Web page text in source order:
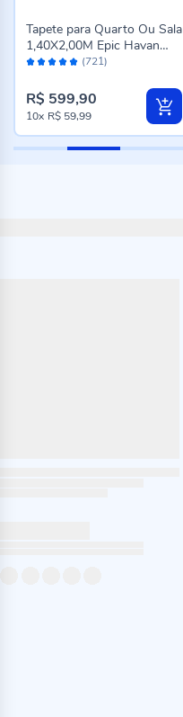
Avaliação: (721)
Tapete para Quarto Ou Sala
1,40X2,00M Epic Havan
Casa - Cinza Novo
R$ 599,90
10x R$ 59,99